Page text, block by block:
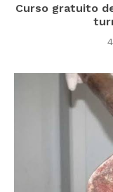
Curso gratuito